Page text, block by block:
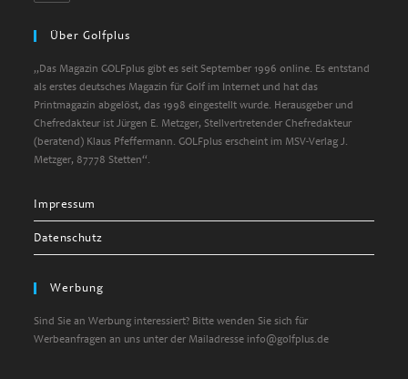
Über Golfplus
„Das Magazin GOLFplus gibt es seit September 1996 online. Es entstand
als erstes deutsches Magazin für Golf im Internet und hat das
Printmagazin abgelöst, das 1998 eingestellt wurde. Herausgeber und
Chefredakteur ist Jürgen E. Metzger, Stellvertretender Chefredakteur
(beratend) Klaus Pfeffermann. GOLFplus erscheint im MSV-Verlag J.
Metzger, 87778 Stetten“.
Impressum
Datenschutz
Werbung
Sind Sie an Werbung interessiert? Bitte wenden Sie sich für
Werbeanfragen an uns unter der Mailadresse info@golfplus.de